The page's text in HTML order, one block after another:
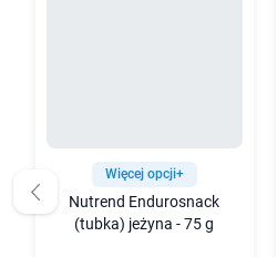
Więcej opcji+
Nutrend Endurosnack
(tubka) jeżyna - 75 g